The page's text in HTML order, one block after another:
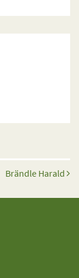
Brändle Harald